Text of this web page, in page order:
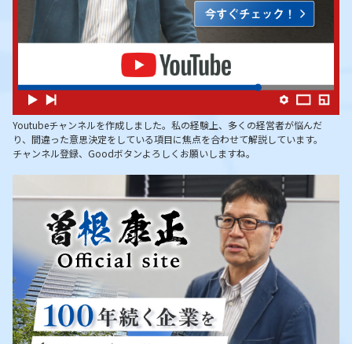
Youtubeチャンネルを作成しました。私の経験上、多くの経営者が悩んだ
り、間違った意思決定をしている項目に焦点を合わせて解説しています。
チャンネル登録、Goodボタンよろしくお願いしますね。